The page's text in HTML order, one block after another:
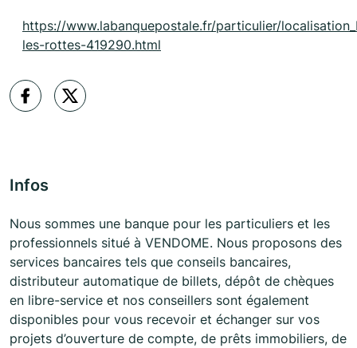
https://www.labanquepostale.fr/particulier/
les-rottes-419290.html
Infos
Nous sommes une banque pour les particuliers et les
professionnels situé à VENDOME. Nous proposons des
services bancaires tels que conseils bancaires,
distributeur automatique de billets, dépôt de chèques
en libre-service et nos conseillers sont également
disponibles pour vous recevoir et échanger sur vos
projets d’ouverture de compte, de prêts immobiliers, de